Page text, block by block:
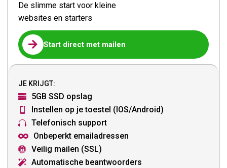
De slimme start voor kleine
websites en starters
 Start direct met mailen
JE KRIJGT:

5GB SSD opslag
 Instellen op je toestel (IOS/Android)
 Telefonisch support
 Onbeperkt emailadressen
 Veilig mailen (SSL)
 Automatische beantwoorders